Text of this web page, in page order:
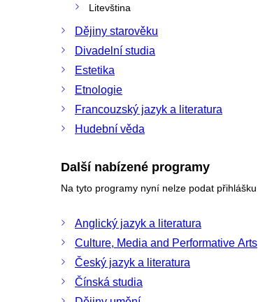
Litevština
Dějiny starověku
Divadelní studia
Estetika
Etnologie
Francouzský jazyk a literatura
Hudební věda
Další nabízené programy
Na tyto programy nyní nelze podat přihlášku
Anglický jazyk a literatura
Culture, Media and Performative Arts
Český jazyk a literatura
Čínská studia